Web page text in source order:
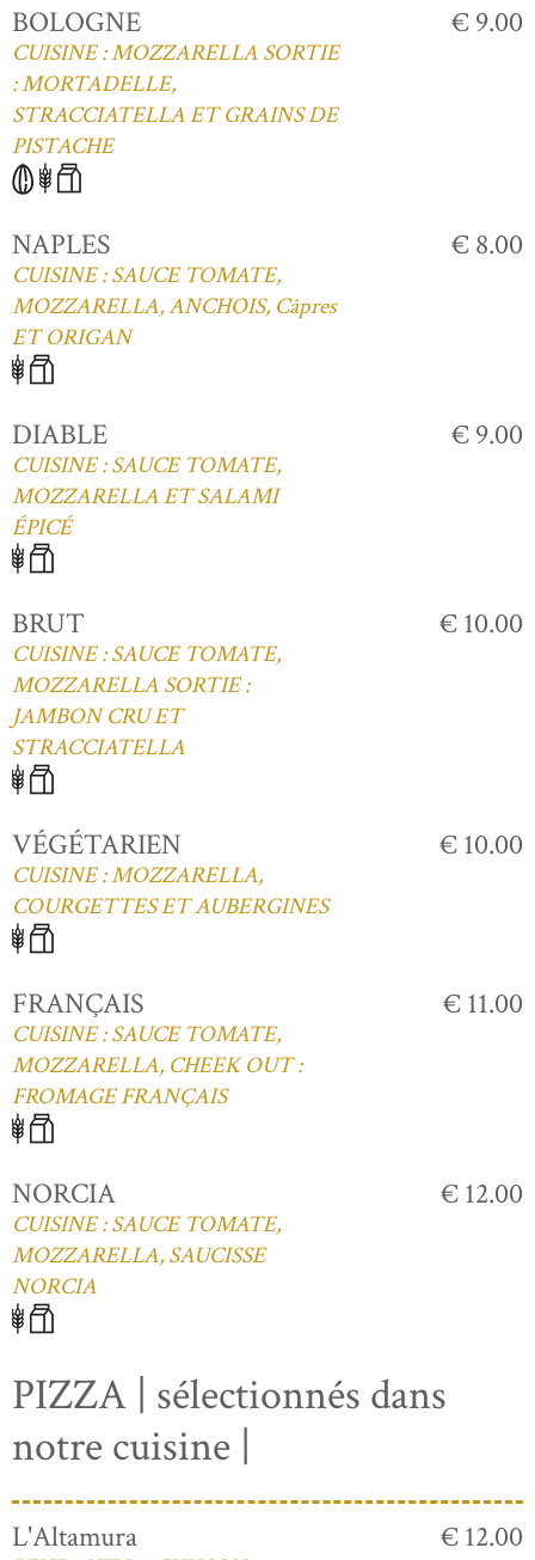
BOLOGNE
CUISINE : MOZZARELLA SORTIE
: MORTADELLE,
STRACCIATELLA ET GRAINS DE
PISTACHE
€ 9.00
NAPLES
CUISINE : SAUCE TOMATE,
MOZZARELLA, ANCHOIS, Câpres
ET ORIGAN
€ 8.00
DIABLE
CUISINE : SAUCE TOMATE,
MOZZARELLA ET SALAMI
ÉPICÉ
€ 9.00
BRUT
CUISINE : SAUCE TOMATE,
MOZZARELLA SORTIE :
JAMBON CRU ET
STRACCIATELLA
€ 10.00
VÉGÉTARIEN
CUISINE : MOZZARELLA,
COURGETTES ET AUBERGINES
€ 10.00
FRANÇAIS
CUISINE : SAUCE TOMATE,
MOZZARELLA, CHEEK OUT :
FROMAGE FRANÇAIS
€ 11.00
NORCIA
CUISINE : SAUCE TOMATE,
MOZZARELLA, SAUCISSE
NORCIA
€ 12.00
PIZZA | sélectionnés dans
notre cuisine |
L'Altamura € 12.00